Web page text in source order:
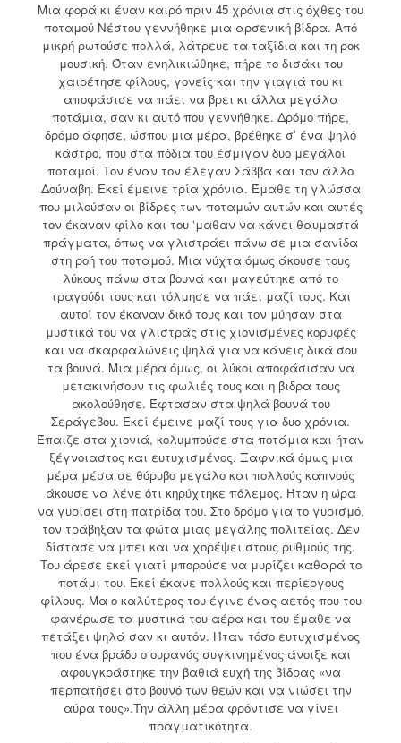
Μια φορά κι έναν καιρό πριν 45 χρόνια στις όχθες του
ποταμού Νέστου γεννήθηκε μια αρσενική βίδρα. Από
μικρή ρωτούσε πολλά, λάτρευε τα ταξίδια και τη ροκ
μουσική. Όταν ενηλικιώθηκε, πήρε το δισάκι του
χαιρέτησε φίλους, γονείς και την γιαγιά του κι
αποφάσισε να πάει να βρει κι άλλα μεγάλα
ποτάμια, σαν κι αυτό που γεννήθηκε. Δρόμο πήρε,
δρόμο άφησε, ώσπου μια μέρα, βρέθηκε σ’ ένα ψηλό
κάστρο, που στα πόδια του έσμιγαν δυο μεγάλοι
ποταμοί. Τον έναν τον έλεγαν Σάββα και τον άλλο
Δούναβη. Εκεί έμεινε τρία χρόνια. Έμαθε τη γλώσσα
που μιλούσαν οι βίδρες των ποταμών αυτών και αυτές
τον έκαναν φίλο και του ‘μαθαν να κάνει θαυμαστά
πράγματα, όπως να γλιστράει πάνω σε μια σανίδα
στη ροή του ποταμού. Μια νύχτα όμως άκουσε τους
λύκους πάνω στα βουνά και μαγεύτηκε από το
τραγούδι τους και τόλμησε να πάει μαζί τους. Και
αυτοί τον έκαναν δικό τους και τον μύησαν στα
μυστικά του να γλιστράς στις χιονισμένες κορυφές
και να σκαρφαλώνεις ψηλά για να κάνεις δικά σου
τα βουνά. Μια μέρα όμως, οι λύκοι αποφάσισαν να
μετακινήσουν τις φωλιές τους και η βιδρα τους
ακολούθησε. Έφτασαν στα ψηλά βουνά του
Σεράγεβου. Εκεί έμεινε μαζί τους για δυο χρόνια.
Έπαιζε στα χιονιά, κολυμπούσε στα ποτάμια και ήταν
ξέγνοιαστος και ευτυχισμένος. Ξαφνικά όμως μια
μέρα μέσα σε θόρυβο μεγάλο και πολλούς καπνούς
άκουσε να λένε ότι κηρύχτηκε πόλεμος. Ήταν η ώρα
να γυρίσει στη πατρίδα του. Στο δρόμο για το γυρισμό,
τον τράβηξαν τα φώτα μιας μεγάλης πολιτείας. Δεν
δίστασε να μπει και να χορέψει στους ρυθμούς της.
Του άρεσε εκεί γιατί μπορούσε να μυρίζει καθαρά το
ποτάμι του. Εκεί έκανε πολλούς και περίεργους
φίλους. Μα ο καλύτερος του έγινε ένας αετός που του
φανέρωσε τα μυστικά του αέρα και του έμαθε να
πετάξει ψηλά σαν κι αυτόν. Ήταν τόσο ευτυχισμένος
που ένα βράδυ ο ουρανός συγκινημένος άνοιξε και
αφουγκράστηκε την βαθιά ευχή της βίδρας «να
περπατήσει στο βουνό των θεών και να νιώσει την
αύρα τους».Την άλλη μέρα φρόντισε να γίνει
πραγματικότητα.